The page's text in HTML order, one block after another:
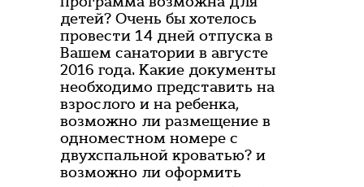
детей? Очень бы хотелось
провести 14 дней отпуска в
Вашем санатории в августе
2016 года. Какие документы
необходимо представить на
взрослого и на ребенка,
возможно ли размещение в
одноместном номере с
двухспальной кроватью? и
возможно ли оформить